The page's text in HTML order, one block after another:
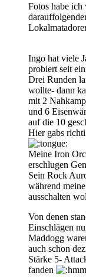
Fotos habe ich
Ingo hat viele
probiert seit
Drei Runden
wollte- dann
mit 2
und 6
auf die 10
Hier gabs
Meine Iron
erschlugen
Sein Rock
während
ausschalten
Von denen
Einschlägen
Maddogg
auch schon
Stärke 5-
fanden